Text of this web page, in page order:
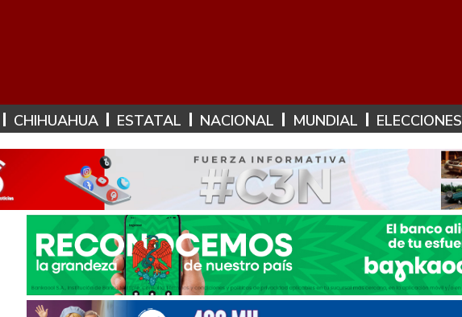
CHIHUAHUA ESTATAL NACIONAL MUNDIAL ELECCIONES